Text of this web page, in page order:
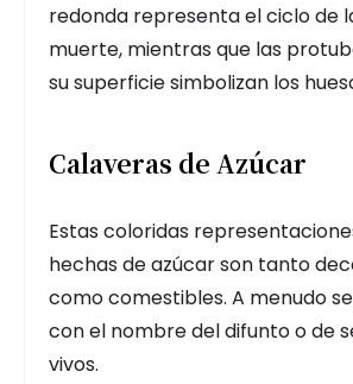
redonda representa el ciclo de
muerte, mientras que las
su superficie simbolizan los
Calaveras de Azúcar
Estas coloridas
hechas de azúcar son tanto
como comestibles. A menudo
con el nombre del difunto o de
vivos.